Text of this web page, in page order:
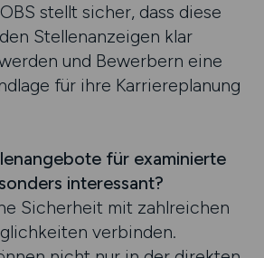
stellt sicher, dass diese
Stellenanzeigen klar
und Bewerbern eine
für ihre Karriereplanung
für examinierte
interessant?
Sicherheit mit zahlreichen
verbinden.